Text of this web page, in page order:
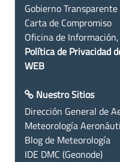
Gobierno Transparente
Carta de Compromiso
Oficina de
Política de Privacidad
WEB
Nuestro Sitios
Dirección General de
Meteorología
Blog de Meteorología
IDE DMC (Geonode)